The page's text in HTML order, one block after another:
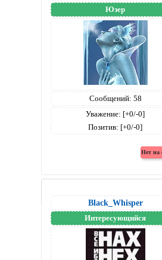
Юзер
Сообщений: 58
Уважение: [+0/-0]
Позитив: [+0/-0]
Black_Whisper
Интересующийся